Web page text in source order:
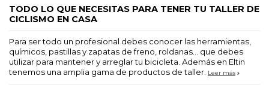
TODO LO QUE NECESITAS PARA TENER TU TALLER DE
CICLISMO EN CASA
Para ser todo un profesional debes conocer las herramientas,
químicos, pastillas y zapatas de freno, roldanas... que debes
utilizar para mantener y arreglar tu bicicleta. Además en Eltin
tenemos una amplia gama de productos de taller. Leer más